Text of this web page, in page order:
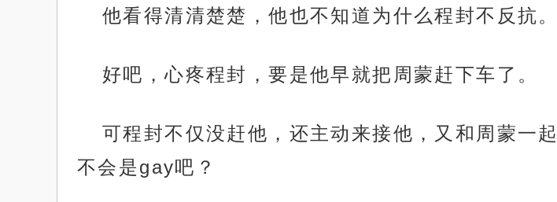
他看得清清楚楚，他也不知道为什么程封不反抗。
好吧，心疼程封，要是他早就把周蒙赶下车了。
可程封不仅没赶他，还主动来接他，又和周蒙一
不会是gay吧？